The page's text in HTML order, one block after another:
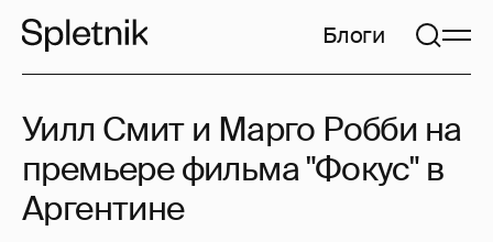
Блоги
Уилл Смит и Марго Робби на
премьере фильма "Фокус" в
Аргентине